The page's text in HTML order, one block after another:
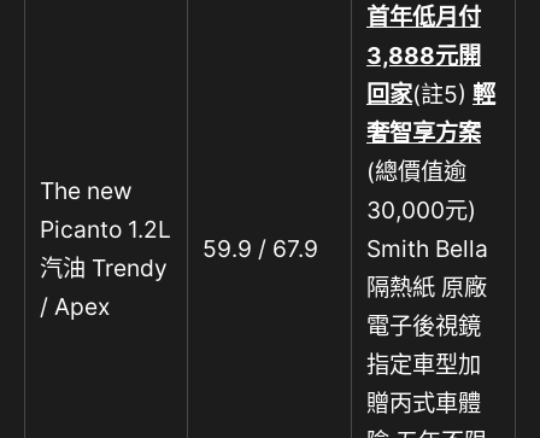
The new
Picanto 1.2L
汽油 Trendy
/ Apex
59.9 / 67.9
首年低月付
3,888元開
回家(註5) 輕
奢智享方案
(總價值逾
30,000元)
Smith Bella
隔熱紙 原廠
電子後視鏡
指定車型加
贈丙式車體